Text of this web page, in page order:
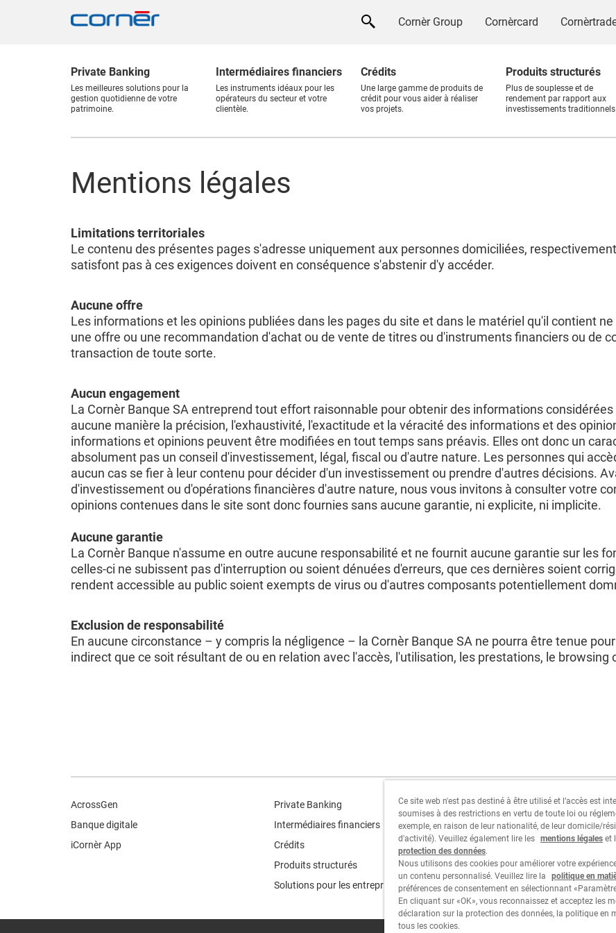
Cornèr Group Cornèrcard
Private Banking
Les meilleures solutions pour la
gestion quotidienne de votre
patrimoine.
Intermédiaires financiers
Les instruments idéaux pour les
opérateurs du secteur et votre
clientèle.
Crédits
Une large gamme de produits de
crédit pour vous aider à réaliser
vos projets.
Produits structurés
Plus de souplesse et de
rendement par rapport aux
investissements traditionnels.
Mentions légales
Limitations territoriales
Le contenu des présentes pages s'adresse uniquement aux personnes domiciliées,
satisfont pas à ces exigences doivent en conséquence s'abstenir d'y accéder.
Aucune offre
Les informations et les opinions publiées dans les pages du site et dans le matériel qu'il contient
une offre ou une recommandation d'achat ou de vente de titres ou d'instruments financiers ou de
transaction de toute sorte.
Aucun engagement
La Cornèr Banque SA entreprend tout effort raisonnable pour obtenir des informations
aucune manière la précision, l'exhaustivité, l'exactitude et la véracité des informations et des
informations et opinions peuvent être modifiées en tout temps sans préavis. Elles ont donc un
absolument pas un conseil d'investissement, légal, fiscal ou d'autre nature. Les personnes qui
aucun cas se fier à leur contenu pour décider d'un investissement ou prendre d'autres décisions.
d'investissement ou d'opérations financières d'autre nature, nous vous invitons à consulter votre
opinions contenues dans le site sont donc fournies sans aucune garantie, ni explicite, ni implicite.
Aucune garantie
La Cornèr Banque n'assume en outre aucune responsabilité et ne fournit aucune garantie sur les
celles-ci ne subissent pas d'interruption ou soient dénuées d'erreurs, que ces dernières soient
rendent accessible au public soient exempts de virus ou d'autres composants potentiellement
Exclusion de responsabilité
En aucune circonstance – y compris la négligence – la Cornèr Banque SA ne pourra être tenue
indirect que ce soit résultant de ou en relation avec l'accès, l'utilisation, les prestations, le browsing
AcrossGen
Banque digitale
iCornèr App
Private Banking
Intermédiaires financiers
Crédits
Produits structurés
Solutions pour les entreprises
Cornèr Group
Cornèrcard
Cornèrtrader
Ce site web n'est pas destiné à être utilisé et l’accès est
soumises à des restrictions en vertu de toute loi ou
exemple, en raison de leur nationalité, de leur domicile/
d'activité). Veuillez également lire les mentions légales et
protection des données.
Nous utilisons des cookies pour améliorer votre
un contenu personnalisé. Veuillez lire la
politique en
préférences de consentement en sélectionnant
En cliquant sur «OK», vous reconnaissez et acceptez les
déclaration sur la protection des données, la politique en
tous les cookies.